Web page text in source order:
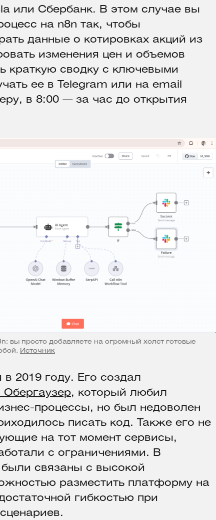
или Сбербанк. В этом случае вы
на n8n так, чтобы
данные о котировках акций из
изменения цен и объемов
краткую сводку с ключевыми
ее в Telegram или на email
в 8:00 — за час до открытия
вы просто добавляете на огромный холст готовые
Источник
в 2019 году. Его создал
Обергаузер, который любил
процессы, но был недоволен
писать код. Также его не
на тот момент сервисы,
с ограничениями. В
связаны с высокой
разместить платформу на
гибкостью при